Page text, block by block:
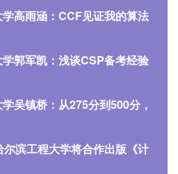
高雨涵：CCF见证我的算法
郭军凯：浅谈CSP备考经验
吴镇桥：从275分到500分，
滨工程大学将合作出版《计